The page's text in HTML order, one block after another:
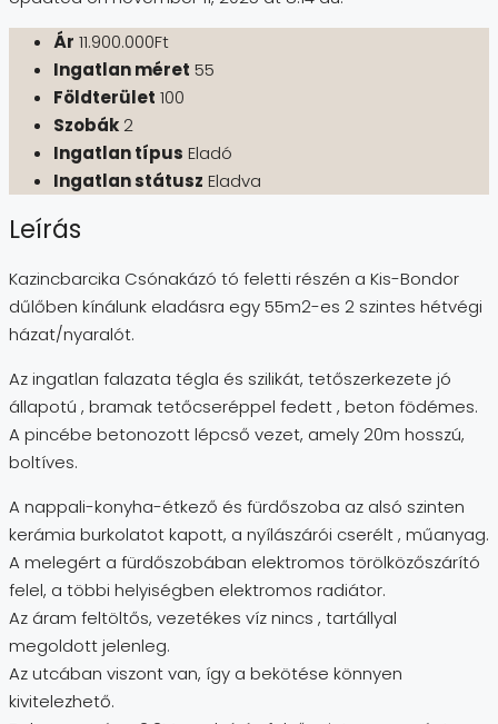
Ár 11.900.000Ft
Ingatlan méret 55
Földterület 100
Szobák 2
Ingatlan típus Eladó
Ingatlan státusz Eladva
Leírás
Kazincbarcika Csónakázó tó feletti részén a Kis-Bondor
dűlőben kínálunk eladásra egy 55m2-es 2 szintes hétvégi
házat/nyaralót.
Az ingatlan falazata tégla és szilikát, tetőszerkezete jó
állapotú , bramak tetőcseréppel fedett , beton födémes.
A pincébe betonozott lépcső vezet, amely 20m hosszú,
boltíves.
A nappali-konyha-étkező és fürdőszoba az alsó szinten
kerámia burkolatot kapott, a nyílászárói cserélt , műanyag.
A melegért a fürdőszobában elektromos törölközőszárító
felel, a többi helyiségben elektromos radiátor.
Az áram feltöltős, vezetékes víz nincs , tartállyal
megoldott jelenleg.
Az utcában viszont van, így a bekötése könnyen
kivitelezhető.